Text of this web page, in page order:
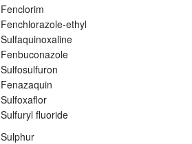
Fenclorim
Fenchlorazole-ethyl
Sulfaquinoxaline
Fenbuconazole
Sulfosulfuron
Fenazaquin
Sulfoxaflor
Sulfuryl fluoride
Sulphur